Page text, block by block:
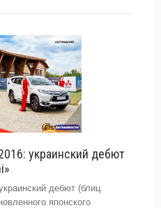
украинский дебют
дебют (блиц
японского